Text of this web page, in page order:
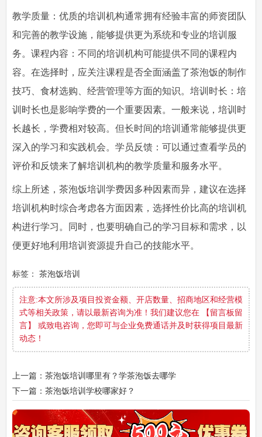
教学质量：优质的培训机构通常拥有经验丰富的师资团队
和完善的教学设施，能够提供更为系统和专业的培训服
务。课程内容：不同的培训机构可能提供不同的课程内
容。在选择时，应关注课程是否全面涵盖了茶泡饭的制作
技巧、食材选购、经营管理等方面的知识。培训时长：培
训时长也是影响学费的一个重要因素。一般来说，培训时
长越长，学费相对较高。但长时间的培训通常能够提供更
深入的学习和实践机会。学员反馈：可以通过查看学员的
评价和反馈来了解培训机构的教学质量和服务水平。
综上所述，茶泡饭培训学费因多种因素而异，建议在选择
培训机构时综合考虑各方面因素，选择性价比高的培训机
构进行学习。同时，也要明确自己的学习目标和需求，以
便更好地利用培训资源提升自己的技能水平。
标签： 茶泡饭培训
注意:本文所涉及项目投资金额、开店数量、招商地区和经营模
式等相关政策，请以最新咨询为准！我们建议您在 【留言板留
言】 或致电咨询，您即可与企业免费通话并及时获得项目最新
动态！
上一篇：茶泡饭培训哪里有？学茶泡饭去哪学
下一篇：茶泡饭培训学校哪家好？